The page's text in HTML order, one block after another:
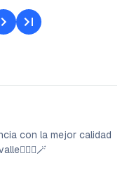
con la mejor calidad